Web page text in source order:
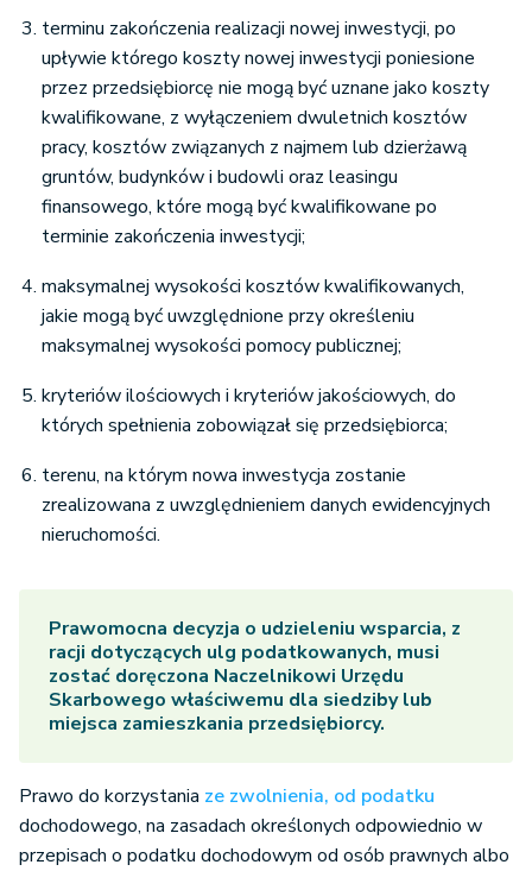
terminu zakończenia realizacji nowej inwestycji, po
upływie którego koszty nowej inwestycji poniesione
przez przedsiębiorcę nie mogą być uznane jako koszty
kwalifikowane, z wyłączeniem dwuletnich kosztów
pracy, kosztów związanych z najmem lub dzierżawą
gruntów, budynków i budowli oraz leasingu
finansowego, które mogą być kwalifikowane po
terminie zakończenia inwestycji;
maksymalnej wysokości kosztów kwalifikowanych,
jakie mogą być uwzględnione przy określeniu
maksymalnej wysokości pomocy publicznej;
kryteriów ilościowych i kryteriów jakościowych, do
których spełnienia zobowiązał się przedsiębiorca;
terenu, na którym nowa inwestycja zostanie
zrealizowana z uwzględnieniem danych ewidencyjnych
nieruchomości.
Prawomocna decyzja o udzieleniu wsparcia, z
racji dotyczących ulg podatkowanych, musi
zostać doręczona Naczelnikowi Urzędu
Skarbowego właściwemu dla siedziby lub
miejsca zamieszkania przedsiębiorcy.
Prawo do korzystania ze zwolnienia, od podatku
dochodowego, na zasadach określonych odpowiednio w
przepisach o podatku dochodowym od osób prawnych albo